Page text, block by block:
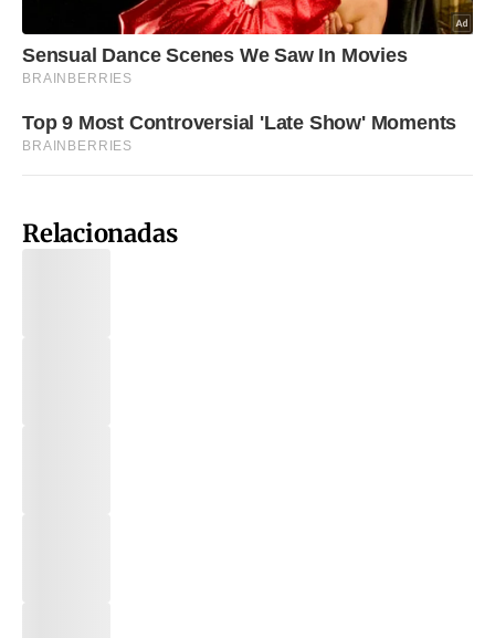
Relacionadas